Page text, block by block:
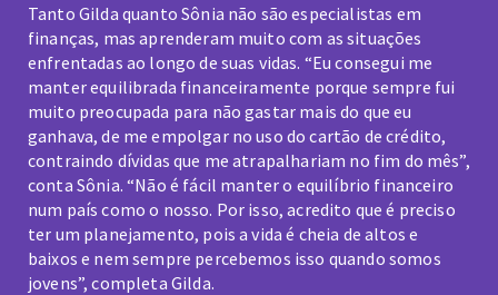
Tanto Gilda quanto Sônia não são especialistas em
finanças, mas aprenderam muito com as situações
enfrentadas ao longo de suas vidas. “Eu consegui me
manter equilibrada financeiramente porque sempre fui
muito preocupada para não gastar mais do que eu
ganhava, de me empolgar no uso do cartão de crédito,
contraindo dívidas que me atrapalhariam no fim do mês”,
conta Sônia. “Não é fácil manter o equilíbrio financeiro
num país como o nosso. Por isso, acredito que é preciso
ter um planejamento, pois a vida é cheia de altos e
baixos e nem sempre percebemos isso quando somos
jovens”, completa Gilda.